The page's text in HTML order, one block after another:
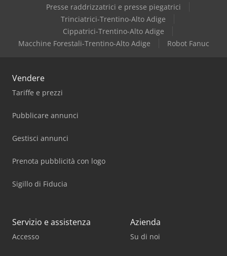
Presse raddrizzatrici e presse piegatrici
Trinciatrici-Trentino-Alto Adige
Cippatrici-Trentino-Alto Adige
Macchine Forestali-Trentino-Alto Adige
Robot Fanuc
Vendere
Tariffe e prezzi
Pubblicare annunci
Gestisci annunci
Prenota pubblicità con logo
Sigillo di Fiducia
Servizio e assistenza
Accesso
Azienda
Su di noi